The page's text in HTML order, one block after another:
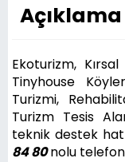
Açıklama
Ekoturizm,
Tinyhouse
Turizmi,
Turizm Tesis
teknik destek
84 80nolu